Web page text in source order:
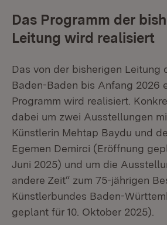
Das Programm der
Leitung wird realisiert
Das von der bisherigen Leitung
Baden-Baden bis Anfang 2026
Programm wird realisiert.
dabei um zwei Ausstellungen
Künstlerin Mehtap Baydu und
Egemen Demirci (Eröffnung
Juni 2025) und um die
andere Zeit“ zum 75-jährigen
Künstlerbundes Baden-
geplant für 10. Oktober 2025).